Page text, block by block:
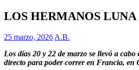
LOS HERMANOS
25 marzo, 2026 A.B.
Los días 20 y 22 de marzo se llevó a
directo para poder correr en Francia, en